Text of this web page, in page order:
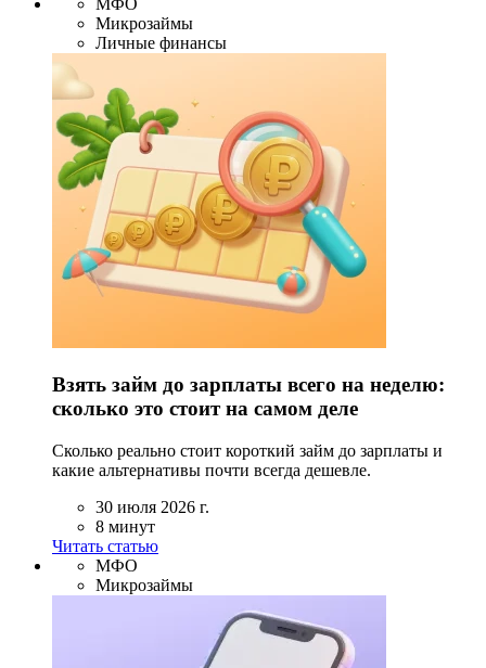
МФО
Микрозаймы
Личные финансы
Взять займ до зарплаты всего на неделю:
сколько это стоит на самом деле
Сколько реально стоит короткий займ до зарплаты и
какие альтернативы почти всегда дешевле.
30 июля 2026 г.
8 минут
Читать статью
МФО
Микрозаймы